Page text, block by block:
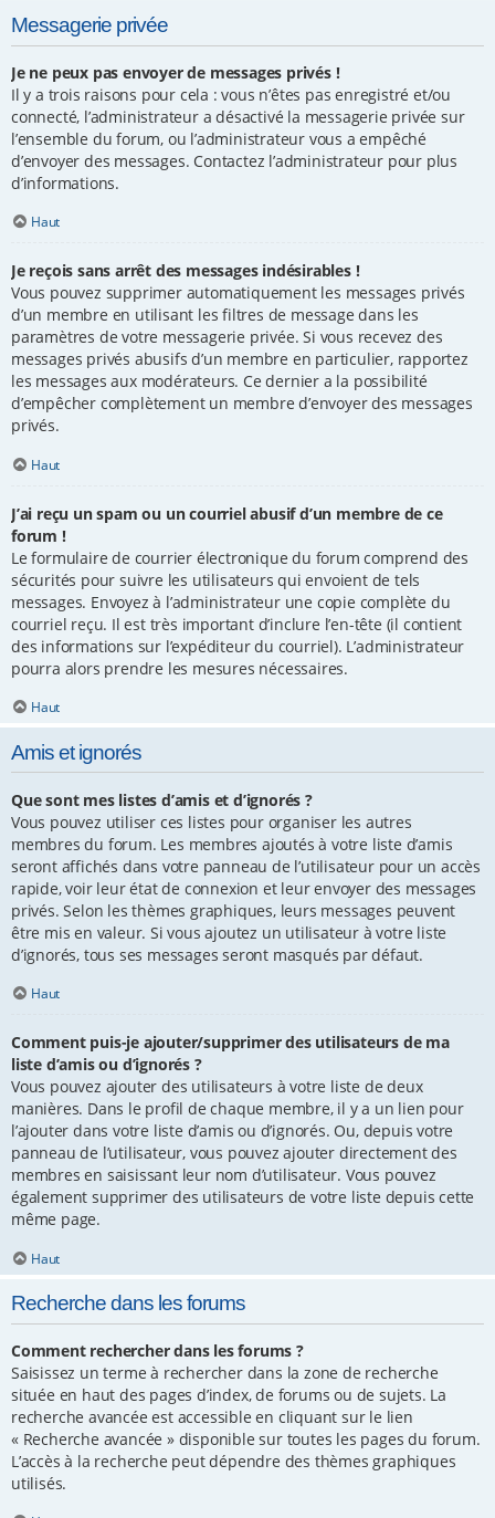
Messagerie privée
Je ne peux pas envoyer de messages privés !
Il y a trois raisons pour cela : vous n’êtes pas enregistré et/ou
connecté, l’administrateur a désactivé la messagerie privée sur
l’ensemble du forum, ou l’administrateur vous a empêché
d’envoyer des messages. Contactez l’administrateur pour plus
d’informations.
Haut
Je reçois sans arrêt des messages indésirables !
Vous pouvez supprimer automatiquement les messages privés
d’un membre en utilisant les filtres de message dans les
paramètres de votre messagerie privée. Si vous recevez des
messages privés abusifs d’un membre en particulier, rapportez
les messages aux modérateurs. Ce dernier a la possibilité
d’empêcher complètement un membre d’envoyer des messages
privés.
Haut
J’ai reçu un spam ou un courriel abusif d’un membre de ce
forum !
Le formulaire de courrier électronique du forum comprend des
sécurités pour suivre les utilisateurs qui envoient de tels
messages. Envoyez à l’administrateur une copie complète du
courriel reçu. Il est très important d’inclure l’en-tête (il contient
des informations sur l’expéditeur du courriel). L’administrateur
pourra alors prendre les mesures nécessaires.
Haut
Amis et ignorés
Que sont mes listes d’amis et d’ignorés ?
Vous pouvez utiliser ces listes pour organiser les autres
membres du forum. Les membres ajoutés à votre liste d’amis
seront affichés dans votre panneau de l’utilisateur pour un accès
rapide, voir leur état de connexion et leur envoyer des messages
privés. Selon les thèmes graphiques, leurs messages peuvent
être mis en valeur. Si vous ajoutez un utilisateur à votre liste
d’ignorés, tous ses messages seront masqués par défaut.
Haut
Comment puis-je ajouter/supprimer des utilisateurs de ma
liste d’amis ou d’ignorés ?
Vous pouvez ajouter des utilisateurs à votre liste de deux
manières. Dans le profil de chaque membre, il y a un lien pour
l’ajouter dans votre liste d’amis ou d’ignorés. Ou, depuis votre
panneau de l’utilisateur, vous pouvez ajouter directement des
membres en saisissant leur nom d’utilisateur. Vous pouvez
également supprimer des utilisateurs de votre liste depuis cette
même page.
Haut
Recherche dans les forums
Comment rechercher dans les forums ?
Saisissez un terme à rechercher dans la zone de recherche
située en haut des pages d’index, de forums ou de sujets. La
recherche avancée est accessible en cliquant sur le lien
« Recherche avancée » disponible sur toutes les pages du forum.
L’accès à la recherche peut dépendre des thèmes graphiques
utilisés.